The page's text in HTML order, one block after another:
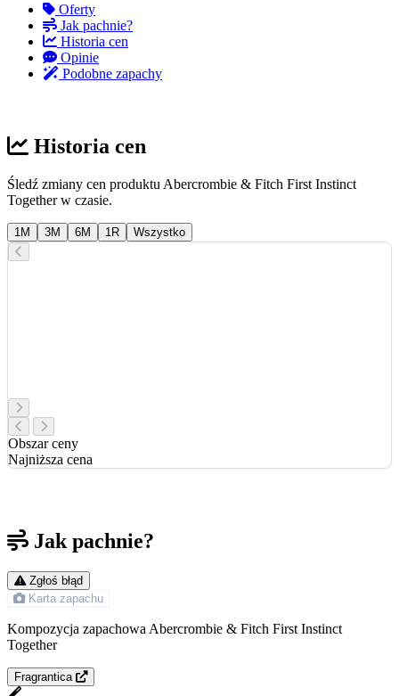
Oferty
Jak pachnie?
Historia cen
Opinie
Podobne zapachy
Historia cen
Śledź zmiany cen produktu Abercrombie & Fitch First Instinct
Together w czasie.
1M 3M 6M 1R Wszystko
Obszar ceny
Najniższa cena
Jak pachnie?
Zgłoś błąd
Karta zapachu
Kompozycja zapachowa Abercrombie & Fitch First Instinct
Together
Fragrantica